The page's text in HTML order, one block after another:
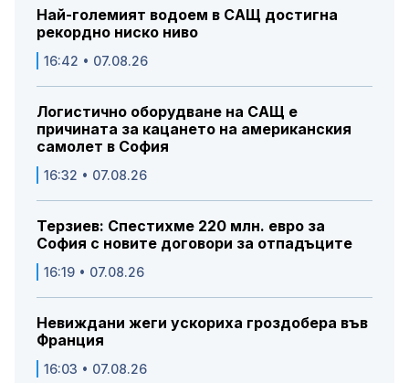
Най-големият водоем в САЩ достигна
рекордно ниско ниво
16:42 • 07.08.26
Логистично оборудване на САЩ е
причината за кацането на американския
самолет в София
16:32 • 07.08.26
Терзиев: Спестихме 220 млн. евро за
София с новите договори за отпадъците
16:19 • 07.08.26
Невиждани жеги ускориха гроздобера във
Франция
16:03 • 07.08.26